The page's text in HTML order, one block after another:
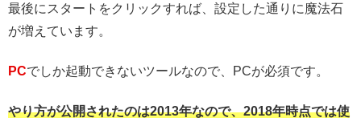
最後にスタートをクリックすれば、設定した通りに魔法石
が増えています。
PCでしか起動できないツールなので、PCが必須です。
やり方が公開されたのは2013年なので、2018年時点では使